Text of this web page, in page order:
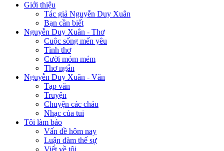
Giới thiệu
Tác giả Nguyễn Duy Xuân
Bạn cần biết
Nguyễn Duy Xuân - Thơ
Cuộc sống mến yêu
Tình thơ
Cười móm mém
Thơ ngắn
Nguyễn Duy Xuân - Văn
Tạp văn
Truyện
Chuyện các cháu
Nhạc của tui
Tôi làm báo
Vấn đề hôm nay
Luận đàm thế sự